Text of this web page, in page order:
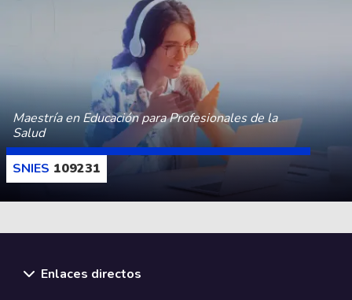
Maestría en Educación para Profesionales de la
Salud
109231
Enlaces directos